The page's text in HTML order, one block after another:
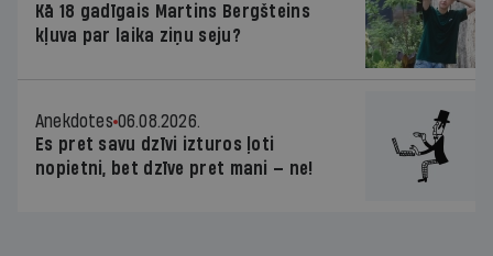
Kā 18 gadīgais Martins Bergšteins
kļuva par laika ziņu seju?
Anekdotes 06.08.2026.
Es pret savu dzīvi izturos ļoti
nopietni, bet dzīve pret mani — ne!